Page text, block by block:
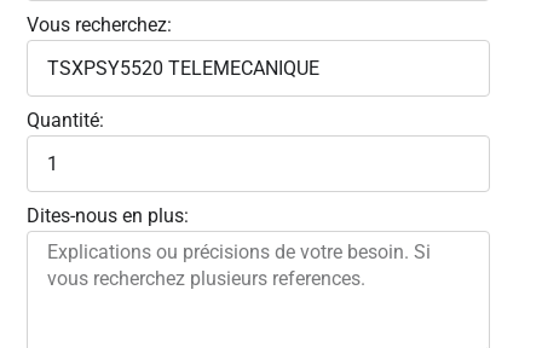
Vous recherchez:
Quantité:
Dites-nous en plus: